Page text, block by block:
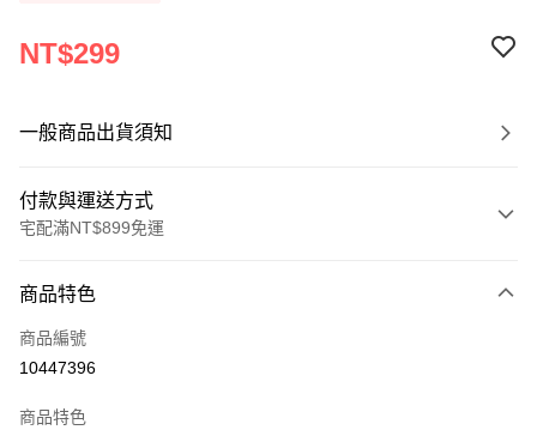
NT$299
一般商品出貨須知
付款與運送方式
宅配滿NT$899免運
信用卡一次付款
LINE Pay
商品特色
商品編號
10447396
商品特色